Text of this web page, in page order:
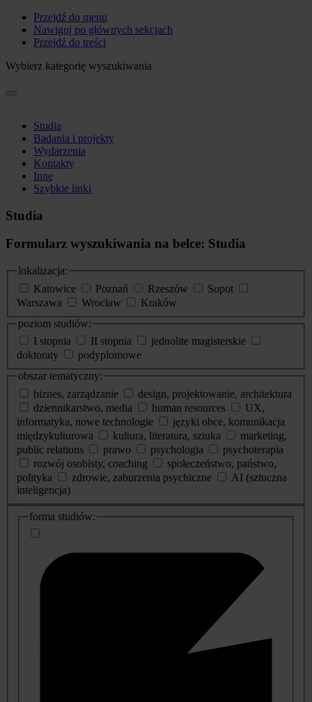
Przejdź do menu
Nawiguj po głównych sekcjach
Przejdź do treści
Wybierz kategorię wyszukiwania
Studia
Badania i projekty
Wydarzenia
Kontakty
Inne
Szybkie linki
Studia
Formularz wyszukiwania na belce: Studia
lokalizacja:
Katowice
Poznań Rzeszów
Sopot
Warszawa
Wrocław
Kraków
poziom studiów:
I stopnia
II stopnia
jednolite magisterskie
doktoraty
podyplomowe
obszar tematyczny:
biznes, zarządzanie
design, projektowanie, architektura
dziennikarstwo, media
human resources
UX,
informatyka, nowe technologie
języki obce, komunikacja
międzykulturowa
kultura, literatura, sztuka
marketing,
public relations
prawo psychologia
psychoterapia
rozwój osobisty, coaching
społeczeństwo, państwo,
polityka
zdrowie, zaburzenia psychiczne
AI (sztuczna
inteligencja)
dodatkowe
informacje
forma studiów: